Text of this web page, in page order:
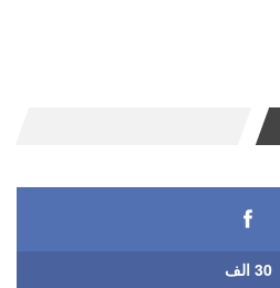
30 الف